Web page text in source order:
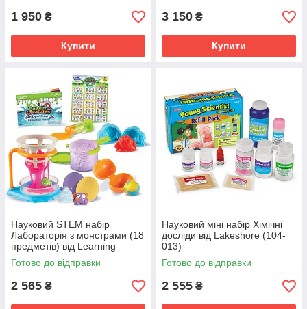
1 950 ₴
Купити
3 150 ₴
Купити
Науковий STEM набір
Лабораторія з монстрами (18
предметів) від Learning
Resources (103-782)
Готово до відправки
2 565 ₴
Науковий міні набір Хімічні
досліди від Lakeshore (104-
013)
Готово до відправки
2 555 ₴